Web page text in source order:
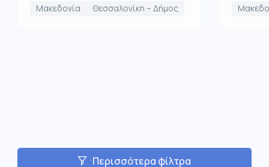
Μακεδονία Θεσσαλονίκη – Δήμος
Περισσότερα φίλτρα